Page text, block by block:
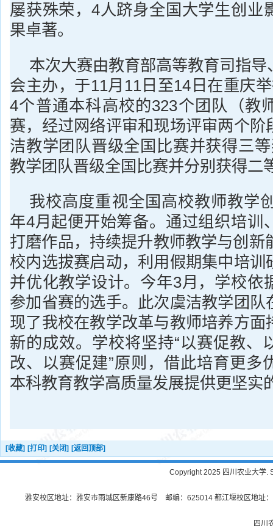
屡获殊荣，4人跻身全国大学生创业
果卓著。
本次大赛由教育部高等教育司指
会主办，于11月11日至14日在重庆
4个普通本科高校的323个团队（教
赛，经过网络评审和现场评审两个阶
洁教学团队晋级全国比赛并获得三
教学团队晋级全国比赛并分别获得二
我校高度重视全国高校教师教学
年4月起便开始筹备。通过组织培训
打磨作品，持续提升教师教学与创新
校内选拔赛启动，利用假期集中培训
并优化教学设计。今年3月，学校依
参加省赛的选手。此次虞洁教学团队
现了我校在教学改革与教师培养方面
新的成效。学校将坚持“以赛促教、
改、以赛促建”原则，借此培育更多
本科教育教学高质量发展提供更坚实
[收藏] [打印] [关闭] [返回顶部]
Copyright 2025 四川农业大学.
雅安校区地址：雅安市雨城区新康路46号 邮编：625014 都江堰校区地址
四川